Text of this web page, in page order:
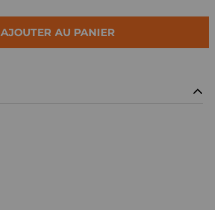
AJOUTER AU PANIER